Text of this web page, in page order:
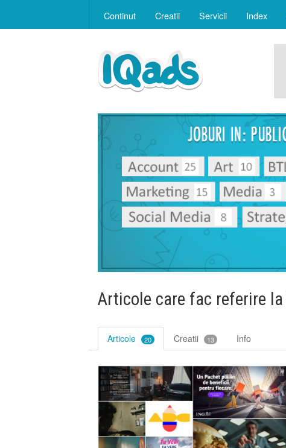
Continut Creatii Servicii Index
Articole care fac referire la
Articole 20 Creatii 13 Info